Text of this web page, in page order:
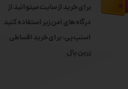
برای خرید از سایت میتوانید از
درگاه های امن زیر استفاده کنید
اسنپ پی: برای خرید اقساطی
​​​​​​​زرین پال